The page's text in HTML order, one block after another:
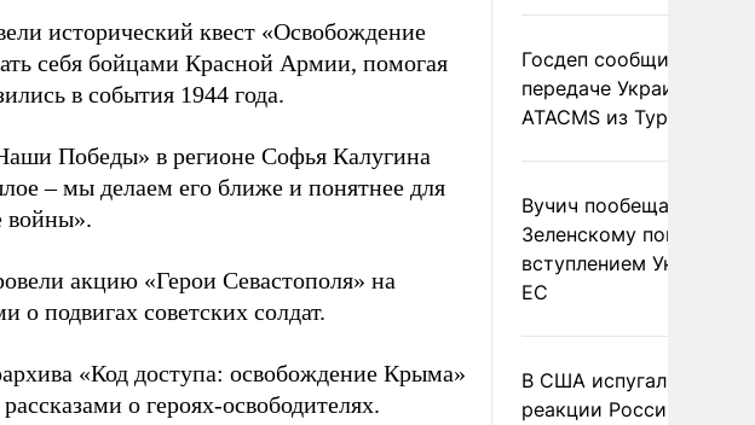
исторический квест «Освобождение
себя бойцами Красной Армии, помогая
в события 1944 года.
Победы» в регионе Софья Калугина
– мы делаем его ближе и понятнее для
войны».
акцию «Герои Севастополя» на
о подвигах советских солдат.
«Код доступа: освобождение Крыма»
о героях-освободителях.
Госдеп сообщил о
передаче Украине
ATACMS из Турции
Вучич пообещал
Зеленскому помочь со
вступлением Украины в
ЕС
В США испугались
реакции России и